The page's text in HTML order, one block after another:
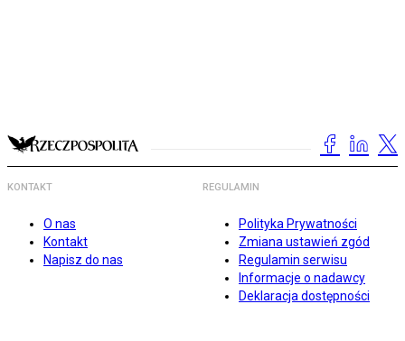
KONTAKT
O nas
Kontakt
Napisz do nas
REGULAMIN
Polityka Prywatności
Zmiana ustawień zgód
Regulamin serwisu
Informacje o nadawcy
Deklaracja dostępności